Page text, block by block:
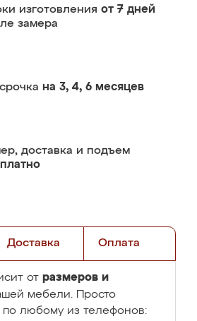
изготовления от 7 дней
замера
на 3, 4, 6 месяцев
доставка и подъем
Доставка Оплата
от размеров и
мебели. Просто
по любому из телефонов: